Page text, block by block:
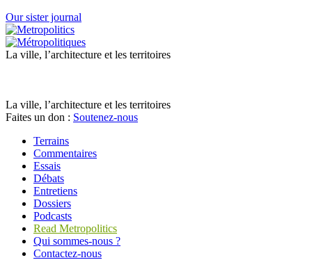
Our sister journal
La ville, l’architecture et les territoires
La ville, l’architecture et les territoires
Faites un don : Soutenez-nous
Terrains
Commentaires
Essais
Débats
Entretiens
Dossiers
Podcasts
Read Metropolitics
Qui sommes-nous ?
Contactez-nous